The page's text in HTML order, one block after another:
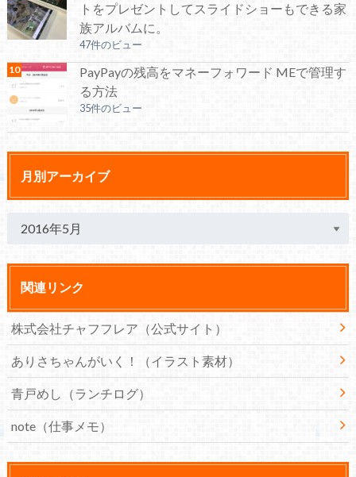
トをプレゼントしてスライドショーもできる家
族アルバムに。
47件のビュー
PayPayの残高をマネーフォワード MEで管理す
る方法
35件のビュー
月別アーカイブ
関連リンク
株式会社チャフフレア（公式サイト）
ありさちゃんがいく！（イラスト素材）
青戸めし（ランチログ）
note（仕事メモ）